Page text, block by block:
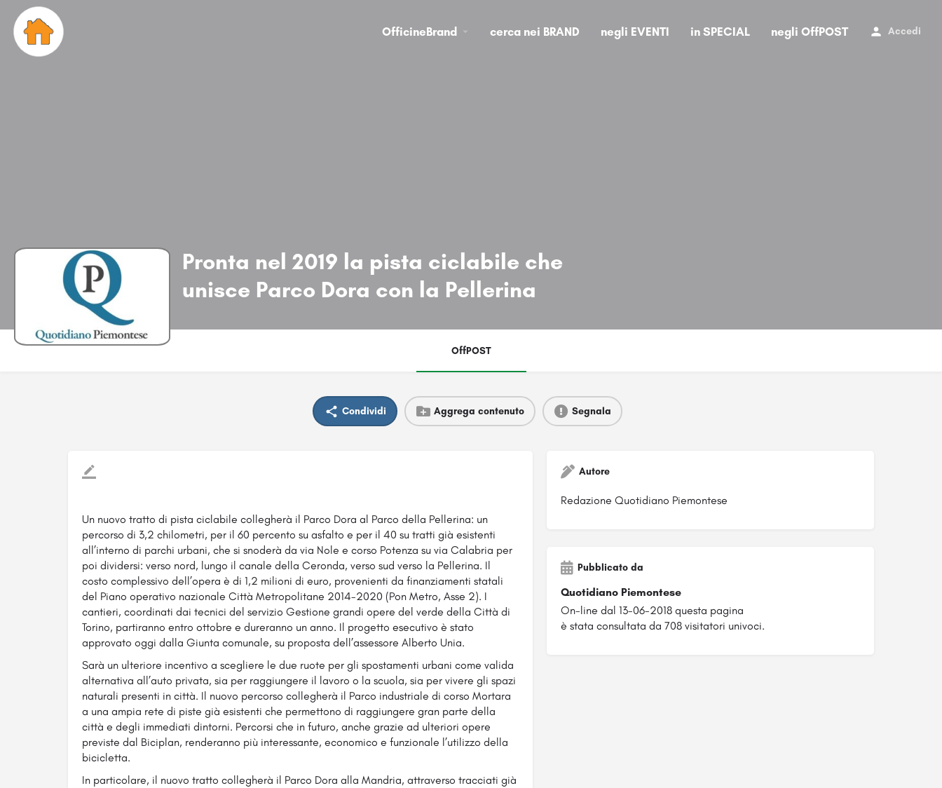
OfficineBrand cerca nei BRAND negli EVENTI in SPECIAL negli OffPOST Accedi
Pronta nel 2019 la pista ciclabile che
unisce Parco Dora con la Pellerina
OffPOST
Condividi Aggrega contenuto Segnala
Un nuovo tratto di pista ciclabile collegherà il Parco Dora al Parco della Pellerina: un
percorso di 3,2 chilometri, per il 60 percento su asfalto e per il 40 su tratti già esistenti
all’interno di parchi urbani, che si snoderà da via Nole e corso Potenza su via Calabria per
poi dividersi: verso nord, lungo il canale della Ceronda, verso sud verso la Pellerina. Il
costo complessivo dell’opera è di 1,2 milioni di euro, provenienti da finanziamenti statali
del Piano operativo nazionale Città Metropolitane 2014-2020 (Pon Metro, Asse 2). I
cantieri, coordinati dai tecnici del servizio Gestione grandi opere del verde della Città di
Torino, partiranno entro ottobre e dureranno un anno. Il progetto esecutivo è stato
approvato oggi dalla Giunta comunale, su proposta dell’assessore Alberto Unia.
Sarà un ulteriore incentivo a scegliere le due ruote per gli spostamenti urbani come valida
alternativa all’auto privata, sia per raggiungere il lavoro o la scuola, sia per vivere gli spazi
naturali presenti in città. Il nuovo percorso collegherà il Parco industriale di corso Mortara
a una ampia rete di piste già esistenti che permettono di raggiungere gran parte della
città e degli immediati dintorni. Percorsi che in futuro, anche grazie ad ulteriori opere
previste dal Biciplan, renderanno più interessante, economico e funzionale l’utilizzo della
bicicletta.
In particolare, il nuovo tratto collegherà il Parco Dora alla Mandria, attraverso tracciati già
Autore
Redazione Quotidiano Piemontese
Pubblicato da
Quotidiano Piemontese
On-line dal 13-06-2018 questa pagina
è stata consultata da 708 visitatori univoci.